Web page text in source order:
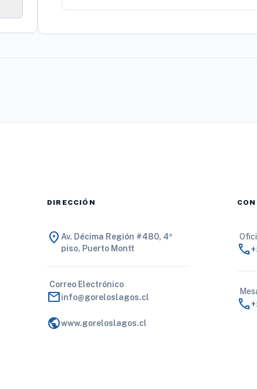
DIRECCIÓN
location_on Av. Décima Región #480, 4º
piso, Puerto Montt
Correo Electrónico
mailinfo@goreloslagos.cl
publicwww.goreloslagos.cl
call
call